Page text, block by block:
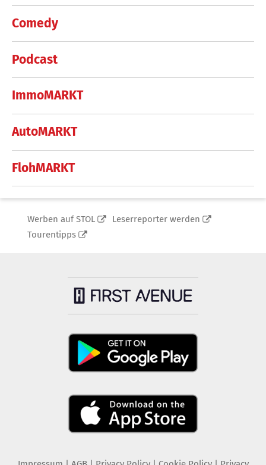
Comedy
Podcast
ImmoMARKT
AutoMARKT
FlohMARKT
Werben auf STOL
Leserreporter werden
Tourentipps